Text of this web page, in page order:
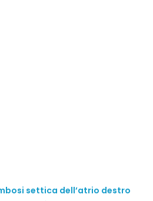
settica dell’atrio destro